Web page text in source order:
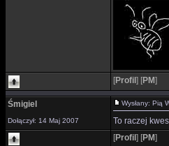
[Profil ] [PM]
Śmigiel
Dołączył: 14 Maj 2007
Wysłany: Pią
To raczej
[Profil ] [PM]